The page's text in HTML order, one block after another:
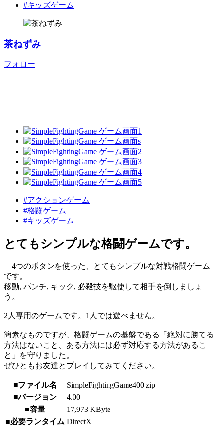
#キッズゲーム
茶ねずみ
フォロー
#アクションゲーム
#格闘ゲーム
#キッズゲーム
とてもシンプルな格闘ゲームです。
4つのボタンを使った、とてもシンプルな対戦格闘ゲーム
です。
移動, パンチ, キック, 必殺技を駆使して相手を倒しましょ
う。
2人専用のゲームです。1人では遊べません。
簡素なものですが、格闘ゲームの基盤である「絶対に勝てる
方法はないこと、ある方法には必ず対応する方法があるこ
と」を守りました。
ぜひともお友達とプレイしてみてください。
■ファイル名
SimpleFightingGame400.zip
■バージョン
4.00
■容量
17,973 KByte
■必要ランタイム DirectX